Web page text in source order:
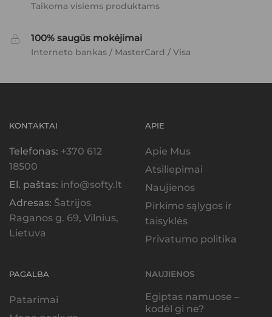
Taikoma visiems produktams
100% saugūs mokėjimai
Interneto bankas / MasterCard / Visa
KONTAKTAI
Telefonas: +370 612
18500
El. paštas: info@softy.lt
Adresas: Šatrijos
Raganos g. 69, Vilnius,
Lietuva
APIE
Apie Mus
Atsiliepimai
Naujienos
Pirkimo sąlygos ir
taisyklės
Privatumo politika
PAGALBA
Patarimai
NAUJIENOS
Egiptas namuose –
kodėl gi ne?